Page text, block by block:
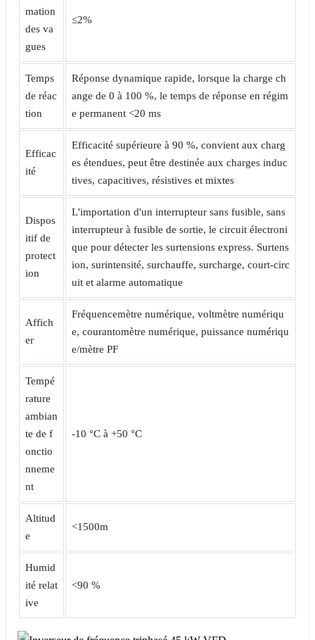
mation
des va
gues
≤2%
Temps
de réac
tion
Réponse dynamique rapide, lorsque la charge ch
ange de 0 à 100 %, le temps de réponse en régim
e permanent <20 ms
Efficac
ité
Efficacité supérieure à 90 %, convient aux charg
es étendues, peut être destinée aux charges induc
tives, capacitives, résistives et mixtes
Dispos
itif de
protect
ion
L'importation d'un interrupteur sans fusible, sans
interrupteur à fusible de sortie, le circuit électroni
que pour détecter les surtensions express. Surtens
ion, surintensité, surchauffe, surcharge, court-circ
uit et alarme automatique
Affich
er
Fréquencemètre numérique, voltmètre numériqu
e, courantomètre numérique, puissance numériqu
e/mètre PF
Tempé
rature
ambian
te de f
onctio
nneme
nt
-10 °C à +50 °C
Altitud
e
<1500m
Humid
ité relat
ive
<90 %